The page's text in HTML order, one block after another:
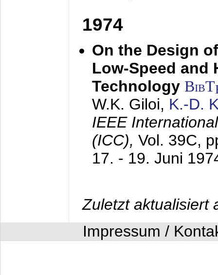
1974
On the Design
Low-Speed and
Technology BibT
W.K. Giloi, K.-D.
IEEE
(ICC), Vol. 39C,
17. - 19. Juni
Zuletzt aktualisiert
Impressum /